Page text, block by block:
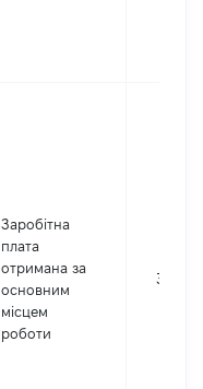
Заробітна
плата
отримана за
основним
місцем
роботи
36000